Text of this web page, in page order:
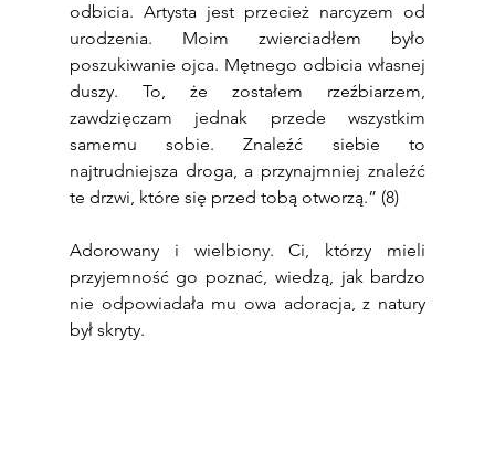
odbicia. Artysta jest przecież narcyzem od
urodzenia. Moim zwierciadłem było
poszukiwanie ojca. Mętnego odbicia własnej
duszy. To, że zostałem rzeźbiarzem,
zawdzięczam jednak przede wszystkim
samemu sobie. Znaleźć siebie to
najtrudniejsza droga, a przynajmniej znaleźć
te drzwi, które się przed tobą otworzą.” (8)
Adorowany i wielbiony. Ci, którzy mieli
przyjemność go poznać, wiedzą, jak bardzo
nie odpowiadała mu owa adoracja, z natury
był skryty.